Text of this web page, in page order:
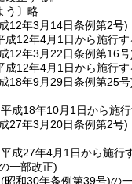
う〕略
12年3月14日条例第2号)
成12年4月1日から施行す
12年3月22日条例第16号
成12年4月1日から施行す
18年9月29日条例第25
成18年10月1日から施行
27年3月20日条例第2号)
成27年4月1日から施行
一部改正)
(昭和30年条例第39号)の